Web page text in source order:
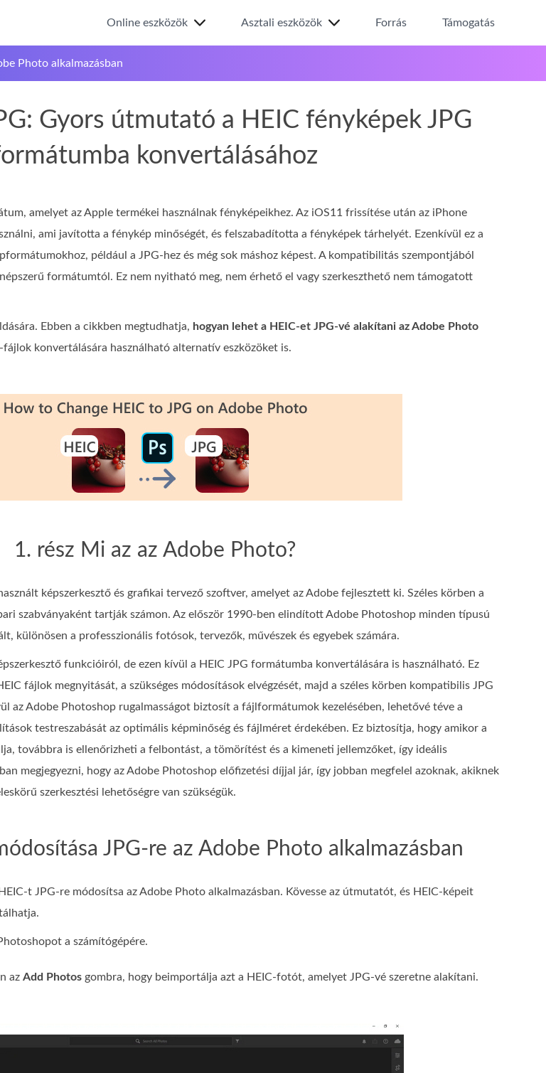
Online eszközök Asztali eszközök Forrás Támogatás
Photo alkalmazásban
Gyors útmutató a HEIC fényképek JPG
konvertálásához
amelyet az Apple termékei használnak fényképeikhez. Az iOS11 frissítése után az iPhone
ami javította a fénykép minőségét, és felszabadította a fényképek tárhelyét. Ezenkívül ez a
például a JPG-hez és még sok máshoz képest. A kompatibilitás szempontjából
formátumtól. Ez nem nyitható meg, nem érhető el vagy szerkeszthető nem támogatott
Ebben a cikkben megtudhatja, hogyan lehet a HEIC-et JPG-vé alakítani az Adobe Photo
fájlok konvertálására használható alternatív eszközöket is.
1. rész Mi az az Adobe Photo?
képszerkesztő és grafikai tervező szoftver, amelyet az Adobe fejlesztett ki. Széles körben a
szabványaként tartják számon. Az először 1990-ben elindított Adobe Photoshop minden típusú
különösen a professzionális fotósok, tervezők, művészek és egyebek számára.
funkcióiról, de ezen kívül a HEIC JPG formátumba konvertálására is használható. Ez
fájlok megnyitását, a szükséges módosítások elvégzését, majd a széles körben kompatibilis JPG
az Adobe Photoshop rugalmasságot biztosít a fájlformátumok kezelésében, lehetővé téve a
testreszabását az optimális képminőség és fájlméret érdekében. Ez biztosítja, hogy amikor a
továbbra is ellenőrizheti a felbontást, a tömörítést és a kimeneti jellemzőket, így ideális
megjegyezni, hogy az Adobe Photoshop előfizetési díjjal jár, így jobban megfelel azoknak, akiknek
szerkesztési lehetőségre van szükségük.
JPG-re az Adobe Photo alkalmazásban
t JPG-re módosítsa az Adobe Photo alkalmazásban. Kövesse az útmutatót, és HEIC-képeit
a számítógépére.
az Add Photos gombra, hogy beimportálja azt a HEIC-fotót, amelyet JPG-vé szeretne alakítani.